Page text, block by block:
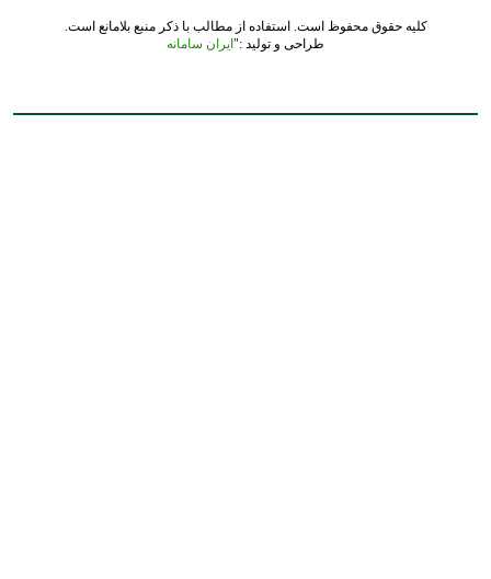
کلیه حقوق محفوظ است. استفاده از مطالب با ذکر منبع بلامانع است.
طراحی و تولید :"ایران سامانه